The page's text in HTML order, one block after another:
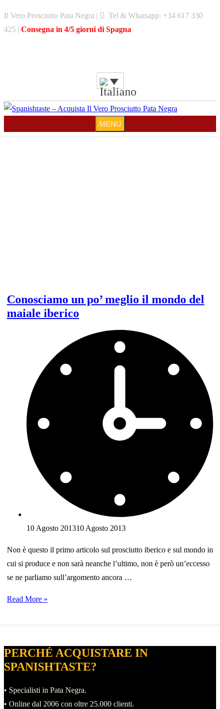
Il Vero Prosciutto Pata Negra |
Tel & Whatsapp: +34 617 330
425 | Consegna in 4/5 giorni di Spagna
MENU
MENU
Conosciamo un po’ meglio il mondo del
maiale iberico
10 Agosto 201310 Agosto 2013
Non è questo il primo articolo sul prosciutto iberico e sul mondo in
cui si produce e non sarà neanche l’ultimo, non è però un’eccesso
se ne parliamo sull’argomento ancora …
Conosciamo
il
mondo
maiale
Read More »
PERCHÉ ACQUISTARE IN
SPANISHTASTE?
• Specialisti in Pata Negra.
• Online dal 2006 con oltre 25.000 clienti.